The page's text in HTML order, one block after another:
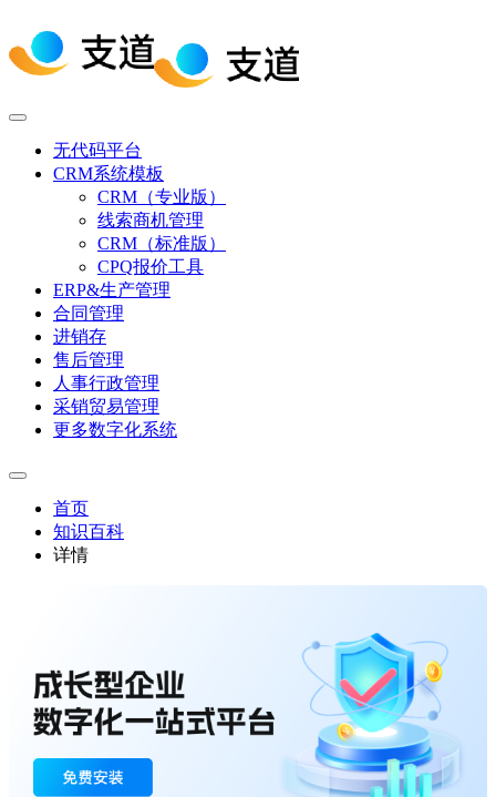
无代码平台
CRM系统模板
CRM（专业版）
线索商机管理
CRM（标准版）
CPQ报价工具
ERP&生产管理
合同管理
进销存
售后管理
人事行政管理
采销贸易管理
更多数字化系统
首页
知识百科
详情